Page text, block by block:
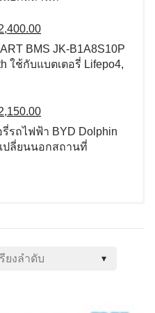
฿2,600.00.
Current
price
is:
฿2,400.00.
BMS JK-B1A8S10P
ใช้กับแบตเตอรี่ Lifepo4,
Current
price
is:
฿2,150.00.
รถไฟฟ้า BYD Dolphin
ปลี่ยนนอกสถานที่